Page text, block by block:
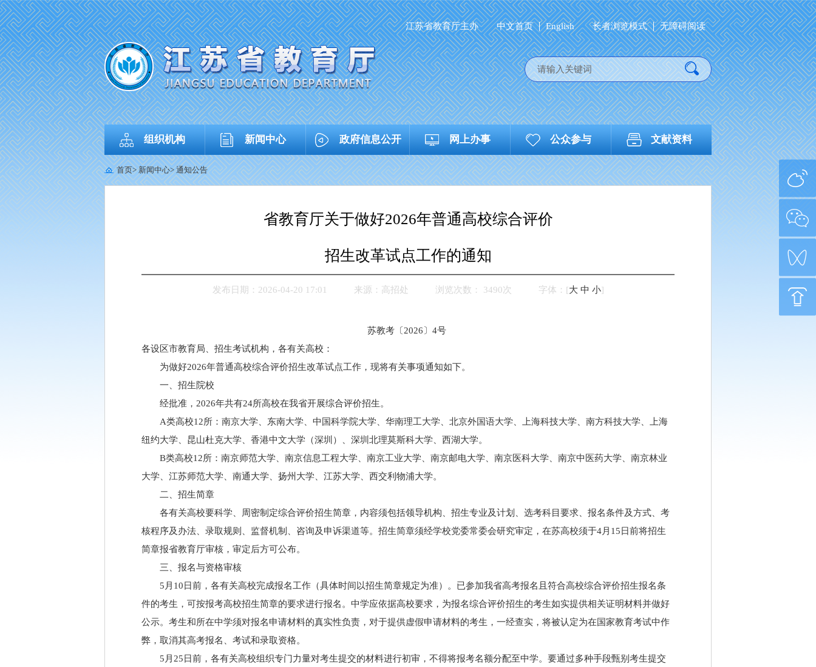
江苏省教育厅主办 中文首页 English 长者浏览模式 无障碍阅读
组织机构 新闻中心 政府信息公开 网上办事 公众参与 文献资料
首页>新闻中心>通知公告
省教育厅关于做好2026年普通高校综合评价
招生改革试点工作的通知
发布日期：2026-04-20 17:01 来源： 高招处 浏览次数： 3490次 字体： [大 中 小]
苏教考〔2026〕4号
各设区市教育局、招生考试机构，各有关高校：
为做好2026年普通高校综合评价招生改革试点工作，现将有关事项通知如下。
一、招生院校
经批准，2026年共有24所高校在我省开展综合评价招生。
A类高校12所：南京大学、东南大学、中国科学院大学、华南理工大学、北京外国语大学、上海科技大学、南方科技大学、上海
纽约大学、昆山杜克大学、香港中文大学（深圳）、深圳北理莫斯科大学、西湖大学。
B类高校12所：南京师范大学、南京信息工程大学、南京工业大学、南京邮电大学、南京医科大学、南京中医药大学、南京林业
大学、江苏师范大学、南通大学、扬州大学、江苏大学、西交利物浦大学。
二、招生简章
各有关高校要科学、周密制定综合评价招生简章，内容须包括领导机构、招生专业及计划、选考科目要求、报名条件及方式、考
核程序及办法、录取规则、监督机制、咨询及申诉渠道等。招生简章须经学校党委常委会研究审定，在苏高校须于4月15日前将招生
简章报省教育厅审核，审定后方可公布。
三、报名与资格审核
5月10日前，各有关高校完成报名工作（具体时间以招生简章规定为准）。已参加我省高考报名且符合高校综合评价招生报名条
件的考生，可按报考高校招生简章的要求进行报名。中学应依据高校要求，为报名综合评价招生的考生如实提供相关证明材料并做好
公示。考生和所在中学须对报名申请材料的真实性负责，对于提供虚假申请材料的考生，一经查实，将被认定为在国家教育考试中作
弊，取消其高考报名、考试和录取资格。
5月25日前，各有关高校组织专门力量对考生提交的材料进行初审，不得将报考名额分配至中学。要通过多种手段甄别考生提交